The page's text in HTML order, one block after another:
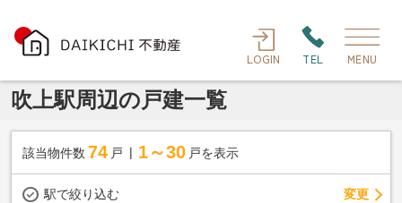
LOGIN TEL MENU
吹上駅周辺の戸建一覧
該当物件数 74 戸 1～30 戸を表示
駅で絞り込む 変更